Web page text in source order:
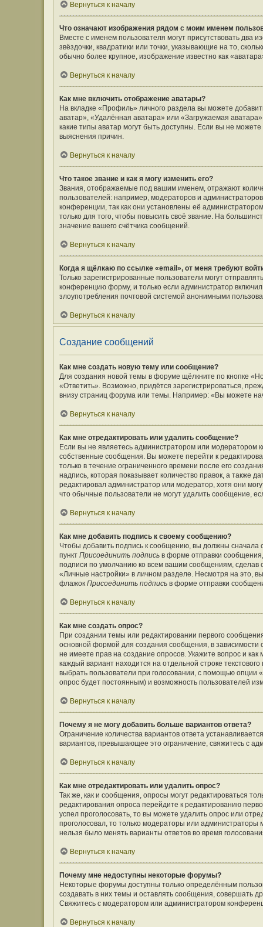
Вернуться к началу
Что означают изображения рядом с моим именем
Вместе с именем пользователя могут присутствовать
звёздочки, квадратики или точки, указывающие на то,
обычно более крупное, изображение известно как
Вернуться к началу
Как мне включить отображение аватары?
На вкладке «Профиль» личного раздела вы можете
аватар», «Удалённая аватара» или «Загружаемая
какие типы аватар могут быть доступны. Если вы не
выяснения причин.
Вернуться к началу
Что такое звание и как я могу изменить его?
Звания, отображаемые под вашим именем, отражают
пользователей: например, модераторов и
конференции, так как они установлены её
только для того, чтобы повысить своё звание. На
значение вашего счётчика сообщений.
Вернуться к началу
Когда я щёлкаю по ссылке «email», от меня требуют
Только зарегистрированные пользователи могут
конференцию форму, и только если администратор
злоупотребления почтовой системой анонимными
Вернуться к началу
Создание сообщений
Как мне создать новую тему или сообщение?
Для создания новой темы в форуме щёлкните по кнопке
«Ответить». Возможно, придётся зарегистрироваться,
внизу страниц форума или темы. Например: «Вы можете
Вернуться к началу
Как мне отредактировать или удалить сообщение?
Если вы не являетесь администратором или модератором
собственные сообщения. Вы можете перейти к
только в течение ограниченного времени после его
надпись, которая показывает количество правок, а также
редактировал администратор или модератор, хотя они
что обычные пользователи не могут удалить сообщение,
Вернуться к началу
Как мне добавить подпись к своему сообщению?
Чтобы добавить подпись к сообщению, вы должны сначала
пункт Присоединить подпись в форме отправки
подписи по умолчанию ко всем вашим сообщениям,
«Личные настройки» в личном разделе. Несмотря на это,
флажок Присоединить подпись в форме отправки
Вернуться к началу
Как мне создать опрос?
При создании темы или редактировании первого
основной формой для создания сообщения, в зависимости
не имеете прав на создание опросов. Укажите вопрос и
каждый вариант находится на отдельной строке
выбрать пользователи при голосовании, с помощью опции
опрос будет постоянным) и возможность пользователей
Вернуться к началу
Почему я не могу добавить больше вариантов ответа?
Ограничение количества вариантов ответа
вариантов, превышающее это ограничение, свяжитесь с
Вернуться к началу
Как мне отредактировать или удалить опрос?
Так же, как и сообщения, опросы могут редактироваться
редактирования опроса перейдите к редактированию
успел проголосовать, то вы можете удалить опрос или
проголосовал, то только модераторы или администраторы
нельзя было менять варианты ответов во время
Вернуться к началу
Почему мне недоступны некоторые форумы?
Некоторые форумы доступны только определённым
создавать в них темы и оставлять сообщения, совершать
Свяжитесь с модератором или администратором
Вернуться к началу